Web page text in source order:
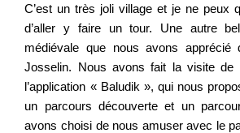
C’est un très joli village et je ne peux
d’aller y faire un tour. Une autre
médiévale que nous avons apprécié
Josselin. Nous avons fait la visite de
l’application « Baludik », qui nous
un parcours découverte et un
avons choisi de nous amuser avec le